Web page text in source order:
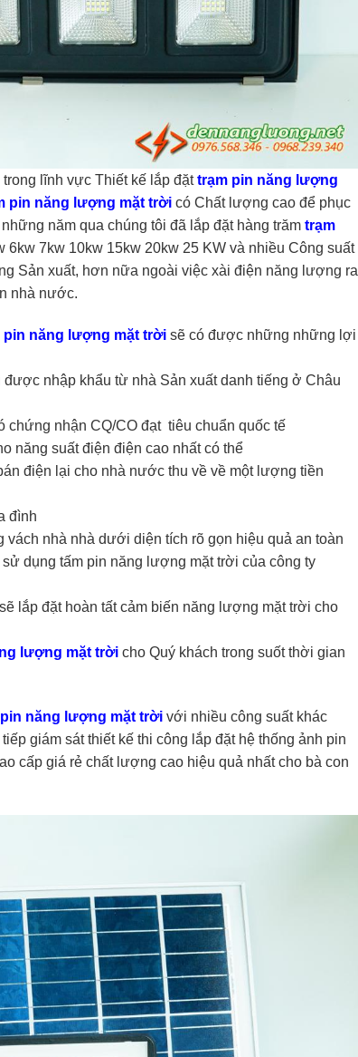
lĩnh vực Thiết kế lắp đặttrạm pin năng lượng
pin năng lượng mặt trời có Chất lượng cao để phục
những năm qua chúng tôi đã lắp đặt hàng trăm trạm
6kw 7kw 10kw 15kw 20kw 25 KW và nhiều Công suất
Sản xuất, hơn nữa ngoài việc xài điện năng lượng ra
nhà nước.
pin năng lượng mặt trời sẽ có được những những lợi
nhập khẩu từ nhà Sản xuất danh tiếng ở Châu
chứng nhận CQ/CO đạt tiêu chuẩn quốc tế
năng suất điện điện cao nhất có thể
điện lại cho nhà nước thu về về một lượng tiền
đình
vách nhà nhà dưới diện tích rõ gọn hiệu quả an toàn
dụng tấm pin năng lượng mặt trời của công ty
lắp đặt hoàn tất cảm biến năng lượng mặt trời cho
lượng mặt trời cho Quý khách trong suốt thời gian
năng lượng mặt trời với nhiều công suất khác
giám sát thiết kế thi công lắp đặt hệ thống ảnh pin
cấp giá rẻ chất lượng cao hiệu quả nhất cho bà con